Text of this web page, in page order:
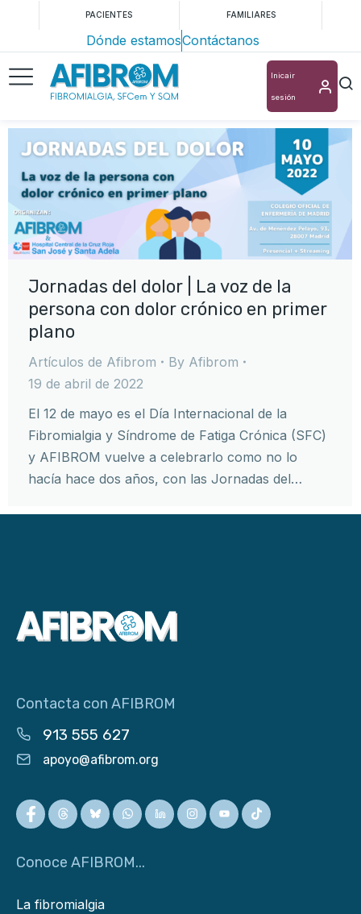
PACIENTES FAMILIARES
Dónde estamosContáctanos
Inicair
sesión
Jornadas del dolor | La voz de la
persona con dolor crónico en primer
plano
Artículos de Afibrom By Afibrom
19 de abril de 2022
El 12 de mayo es el Día Internacional de la
Fibromialgia y Síndrome de Fatiga Crónica (SFC)
y AFIBROM vuelve a celebrarlo como no lo
hacía hace dos años, con las Jornadas del…
Contacta con AFIBROM
913 555 627
apoyo@afibrom.org
Conoce AFIBROM...
La fibromialgia